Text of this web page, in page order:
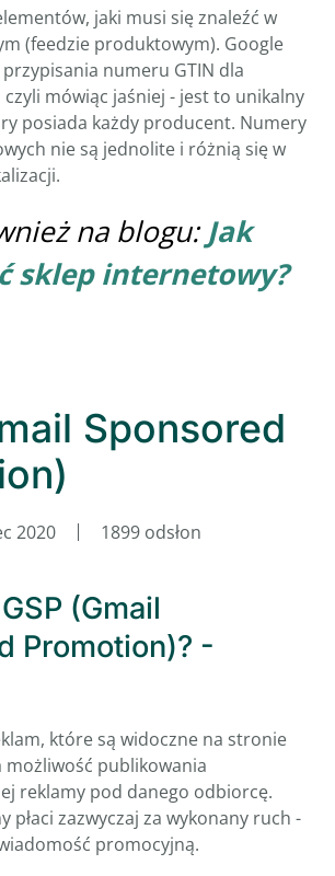
jaki musi się znaleźć w
(feedzie produktowym). Google
numeru GTIN dla
mówiąc jaśniej - jest to unikalny
posiada każdy producent. Numery
nie są jednolite i różnią się w
na blogu: Jak
sklep internetowy?
Sponsored
2020 1899 odsłon
(Gmail
Promotion)? -
które są widoczne na stronie
możliwość publikowania
reklamy pod danego odbiorcę.
płaci zazwyczaj za wykonany ruch -
promocyjną.